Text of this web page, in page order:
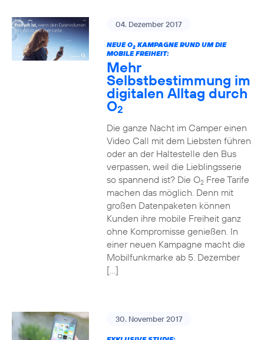
04. Dezember 2017
NEUE O2KAMPAGNE RUND UM DIE
MOBILE FREIHEIT:
Mehr
Selbstbestimmung im
digitalen Alltag durch
O2
Die ganze Nacht im Camper einen
Video Call mit dem Liebsten führen
oder an der Haltestelle den Bus
verpassen, weil die Lieblingsserie
so spannend ist? Die O2Free Tarife
machen das möglich. Denn mit
großen Datenpaketen können
Kunden ihre mobile Freiheit ganz
ohne Kompromisse genießen. In
einer neuen Kampagne macht die
Mobilfunkmarke ab 5. Dezember
[…]
30. November 2017